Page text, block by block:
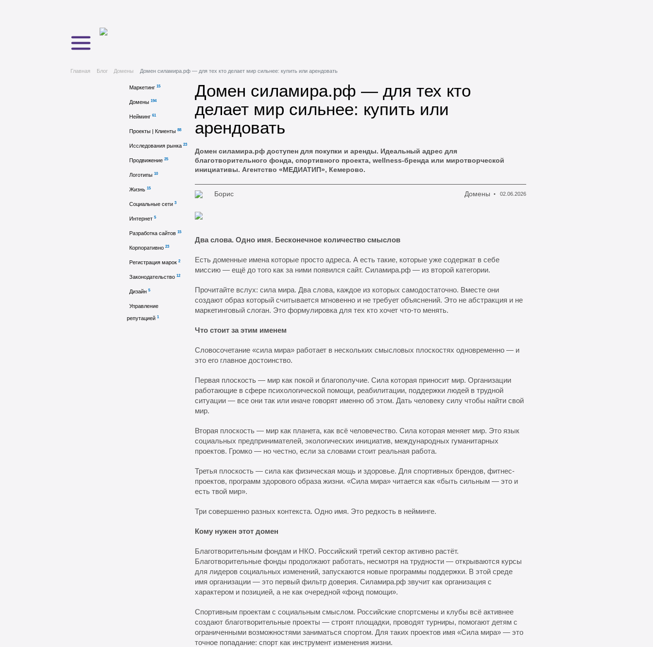
Главная Блог Домены Домен силамира.рф — для тех кто делает мир сильнее: купить или арендовать
Маркетинг 15
Домены 194
Нейминг 61
Проекты | Клиенты 88
Исследования рынка 23
Продвижение 25
Логотипы 10
Жизнь 15
Социальные сети 3
Интернет 5
Разработка сайтов 15
Корпоративно 23
Регистрация марок 2
Законодательство 12
Дизайн 5
Управление
репутацией 1
Домен силамира.рф — для тех кто
делает мир сильнее: купить или
арендовать
Домен силамира.рф доступен для покупки и аренды. Идеальный адрес для
благотворительного фонда, спортивного проекта, wellness-бренда или миротворческой
инициативы. Агентство «МЕДИАТИП», Кемерово.
Борис Домены 02.06.2026
Два слова. Одно имя. Бесконечное количество смыслов
Есть доменные имена которые просто адреса. А есть такие, которые уже содержат в себе
миссию — ещё до того как за ними появился сайт. Силамира.рф — из второй категории.
Прочитайте вслух: сила мира. Два слова, каждое из которых самодостаточно. Вместе они
создают образ который считывается мгновенно и не требует объяснений. Это не абстракция и не
маркетинговый слоган. Это формулировка для тех кто хочет что-то менять.
Что стоит за этим именем
Словосочетание «сила мира» работает в нескольких смысловых плоскостях одновременно — и
это его главное достоинство.
Первая плоскость — мир как покой и благополучие. Сила которая приносит мир. Организации
работающие в сфере психологической помощи, реабилитации, поддержки людей в трудной
ситуации — все они так или иначе говорят именно об этом. Дать человеку силу чтобы найти свой
мир.
Вторая плоскость — мир как планета, как всё человечество. Сила которая меняет мир. Это язык
социальных предпринимателей, экологических инициатив, международных гуманитарных
проектов. Громко — но честно, если за словами стоит реальная работа.
Третья плоскость — сила как физическая мощь и здоровье. Для спортивных брендов, фитнес-
проектов, программ здорового образа жизни. «Сила мира» читается как «быть сильным — это и
есть твой мир».
Три совершенно разных контекста. Одно имя. Это редкость в нейминге.
Кому нужен этот домен
Благотворительным фондам и НКО. Российский третий сектор активно растёт.
Благотворительные фонды продолжают работать, несмотря на трудности — открываются курсы
для лидеров социальных изменений, запускаются новые программы поддержки. В этой среде
имя организации — это первый фильтр доверия. Силамира.рф звучит как организация с
характером и позицией, а не как очередной «фонд помощи».
Спортивным проектам с социальным смыслом. Российские спортсмены и клубы всё активнее
создают благотворительные проекты — строят площадки, проводят турниры, помогают детям с
ограниченными возможностями заниматься спортом. Для таких проектов имя «Сила мира» — это
точное попадание: спорт как инструмент изменения жизни.